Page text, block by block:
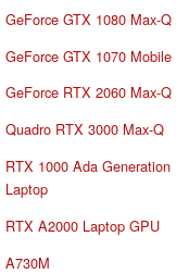
GeForce GTX 1080 Max-Q
GeForce GTX 1070 Mobile
GeForce RTX 2060 Max-Q
Quadro RTX 3000 Max-Q
RTX 1000 Ada Generation
Laptop
RTX A2000 Laptop GPU
A730M